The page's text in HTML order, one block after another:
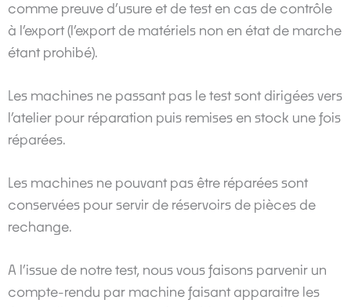
comme preuve d’usure et de test en cas de contrôle
à l’export (l’export de matériels non en état de marche
étant prohibé).
Les machines ne passant pas le test sont dirigées vers
l’atelier pour réparation puis remises en stock une fois
réparées.
Les machines ne pouvant pas être réparées sont
conservées pour servir de réservoirs de pièces de
rechange.
A l’issue de notre test, nous vous faisons parvenir un
compte-rendu par machine faisant apparaitre les